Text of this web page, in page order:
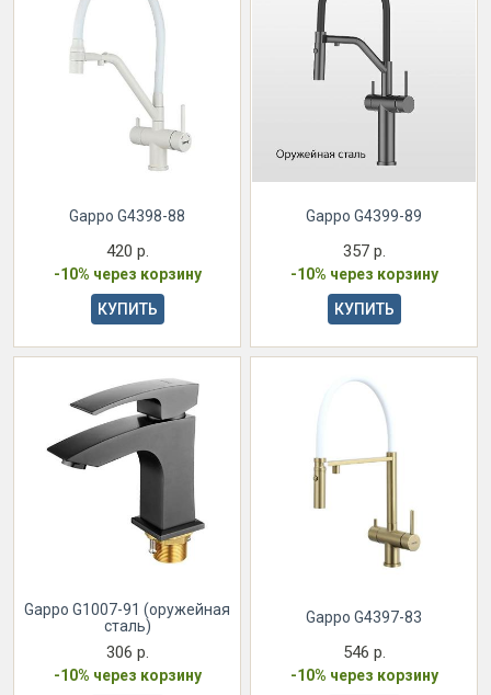
Gappo G4398-88
420 р.
-10% через корзину
КУПИТЬ
Gappo G4399-89
357 р.
-10% через корзину
КУПИТЬ
Gappo G1007-91 (оружейная
сталь)
306 р.
-10% через корзину
Gappo G4397-83
546 р.
-10% через корзину